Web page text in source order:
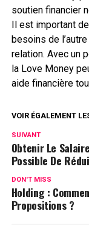
soutien financier
Il est important
besoins de
relation. Avec un
la Love Money
aide financière
VOIR ÉGALEMENT
SUIVANT
Obtenir Le
Possible De
DON'T MISS
Holding :
Propositions ?